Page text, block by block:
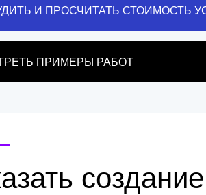
И ПРОСЧИТАТЬ СТОИМОСТЬ
ПРИМЕРЫ РАБОТ